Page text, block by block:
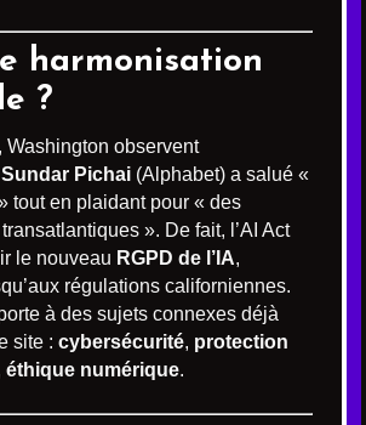
harmonisation
?
Washington observent
Sundar Pichai (Alphabet) a salué «
tout en plaidant pour « des
». De fait, l’AI Act
le nouveau RGPD de l’IA,
régulations californiennes.
à des sujets connexes déjà
site : cybersécurité, protection
éthique numérique.